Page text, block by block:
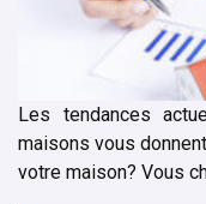
Les tendances
maisons vous
votre maison? Vous